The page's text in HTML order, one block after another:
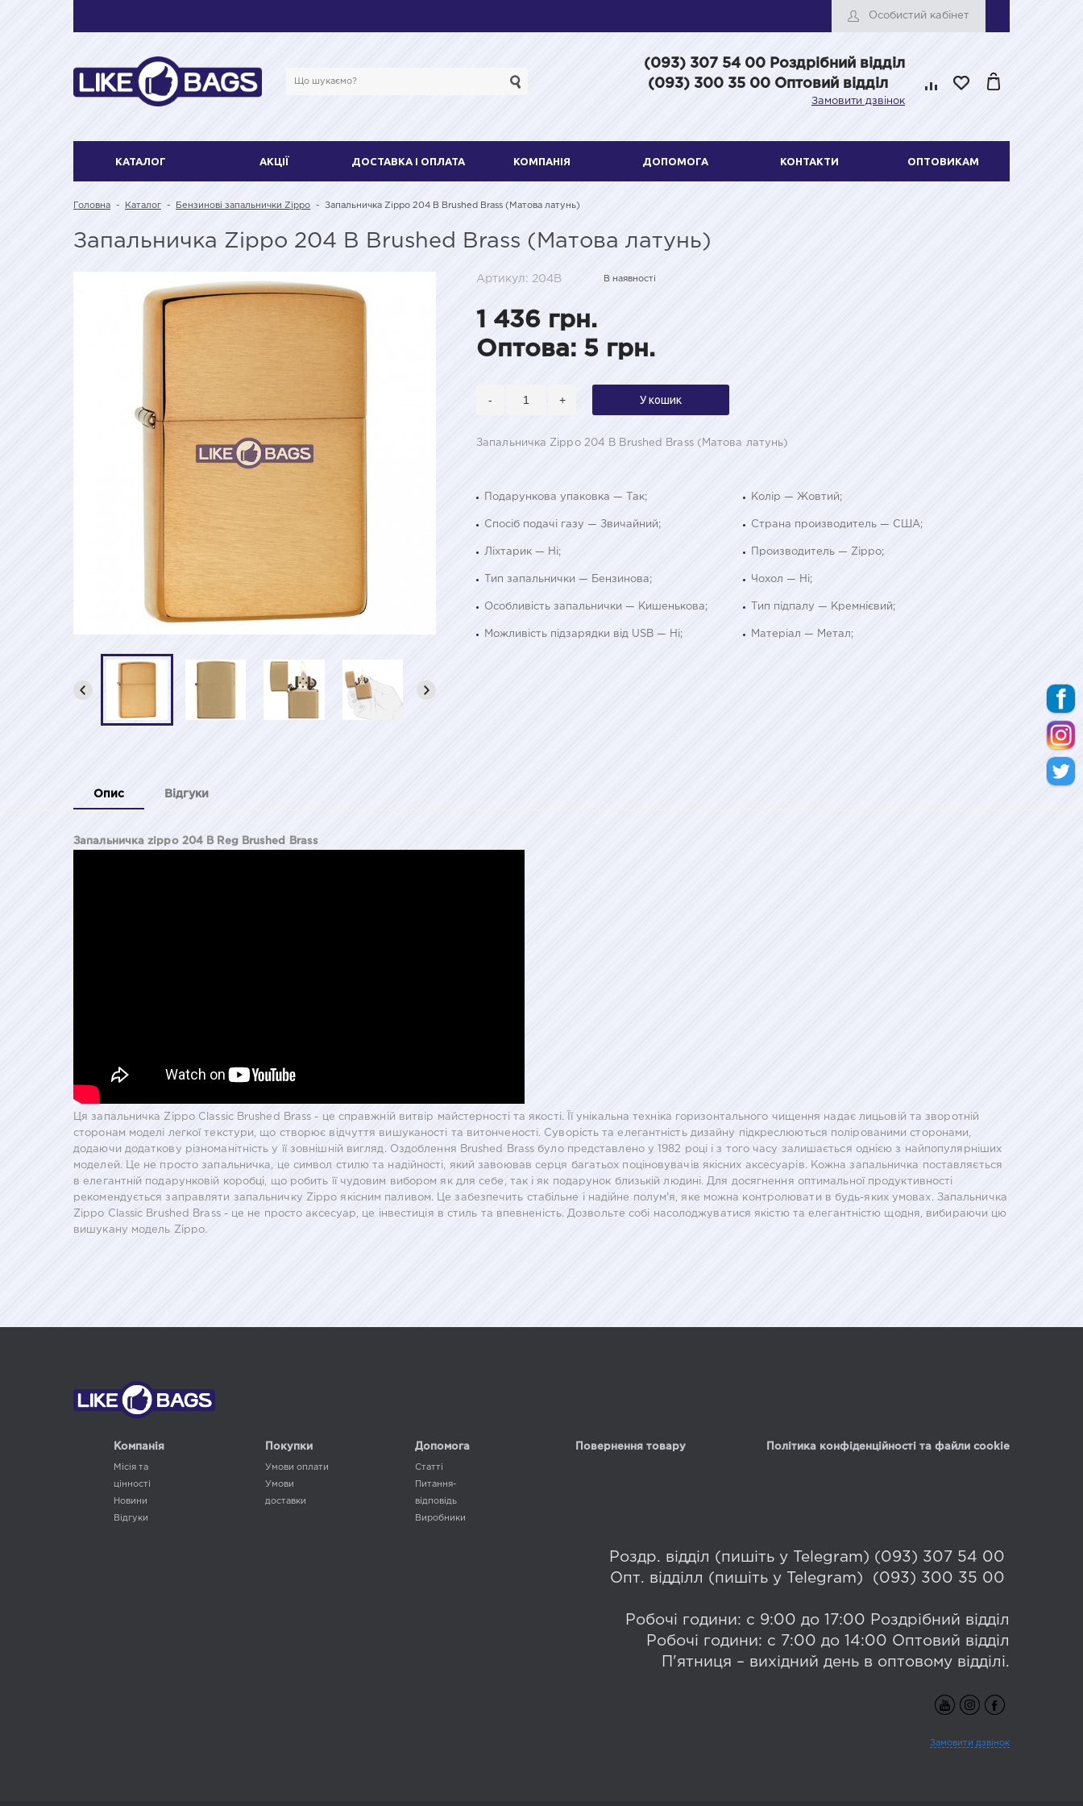
Особистий кабінет
(093) 307 54 00 Роздрібний відділ
(093) 300 35 00 Оптовий відділ
Замовити дзвінок
КАТАЛОГ АКЦІЇ ДОСТАВКА І ОПЛАТА КОМПАНІЯ ДОПОМОГА КОНТАКТИ ОПТОВИКАМ
Головна - Каталог - Бензинові запальнички Zippo - Запальничка Zippo 204 B Brushed Brass (Матова латунь)
Запальничка Zippo 204 B Brushed Brass (Матова латунь)
Артикул: 204B В наявності
1 436 грн.
Оптова: 5 грн.
- + У кошик
Запальничка Zippo 204 B Brushed Brass (Матова латунь)
Подарункова упаковка — Так; Колір — Жовтий;
Спосіб подачі газу — Звичайний; Страна производитель — США;
Ліхтарик — Ні; Производитель — Zippo;
Тип запальнички — Бензинова; Чохол — Ні;
Особливість запальнички — Кишенькова; Тип підпалу — Кремнієвий;
Можливість підзарядки від USB — Ні; Матеріал — Метал;
Опис Відгуки
Запальничка zippo 204 B Reg Brushed Brass
Ця запальничка Zippo Classic Brushed Brass - це справжній витвір майстерності та якості. Її унікальна техніка горизонтального чищення надає лицьовій та зворотній
сторонам моделі легкої текстури, що створює відчуття вишуканості та витонченості. Суворість та елегантність дизайну підкреслюються полірованими сторонами,
додаючи додаткову різноманітність у її зовнішній вигляд. Оздоблення Brushed Brass було представлено у 1982 році і з того часу залишається однією з найпопулярніших
моделей. Це не просто запальничка, це символ стилю та надійності, який завоював серця багатьох поціновувачів якісних аксесуарів. Кожна запальничка поставляється
в елегантній подарунковій коробці, що робить її чудовим вибором як для себе, так і як подарунок близькій людині. Для досягнення оптимальної продуктивності
рекомендується заправляти запальничку Zippo якісним паливом. Це забезпечить стабільне і надійне полум'я, яке можна контролювати в будь-яких умовах. Запальничка
Zippo Classic Brushed Brass - це не просто аксесуар, це інвестиція в стиль та впевненість. Дозвольте собі насолоджуватися якістю та елегантністю щодня, вибираючи цю
вишукану модель Zippo.
Компанія
Місія та
цінності
Новини
Відгуки
Покупки
Умови оплати
Умови
доставки
Допомога
Статті
Питання-
відповідь
Виробники
Повернення товару Політика конфіденційності та файли cookie
Роздр. відділ (пишіть у Telegram) (093) 307 54 00
Опт. відділл (пишіть у Telegram) (093) 300 35 00
Робочі години: с 9:00 до 17:00 Роздрібний відділ
Робочі години: с 7:00 до 14:00 Оптовий відділ
П'ятниця – вихідний день в оптовому відділі.
Замовити дзвінок